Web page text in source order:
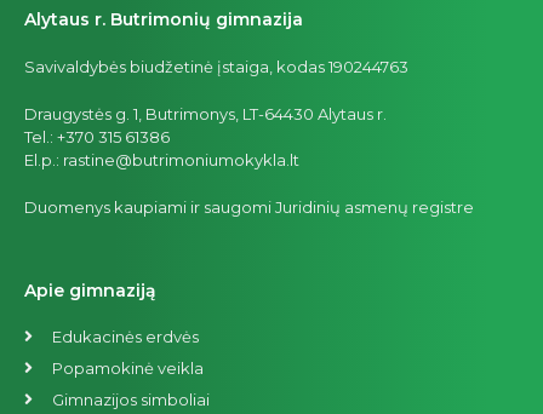
Alytaus r. Butrimonių gimnazija
Savivaldybės biudžetinė įstaiga, kodas 190244763
Draugystės g. 1, Butrimonys, LT-64430 Alytaus r.
Tel.: +370 315 61386
El.p.: rastine@butrimoniumokykla.lt
Duomenys kaupiami ir saugomi Juridinių asmenų registre
Apie gimnaziją
Edukacinės erdvės
Popamokinė veikla
Gimnazijos simboliai